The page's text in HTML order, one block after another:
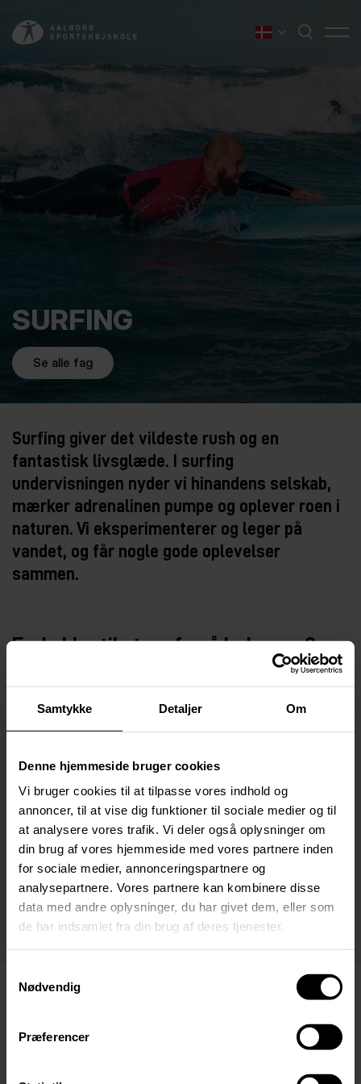
Samtykke Detaljer Om
Denne hjemmeside bruger cookies
Vi bruger cookies til at tilpasse vores indhold og
annoncer, til at vise dig funktioner til sociale medier og til
at analysere vores trafik. Vi deler også oplysninger om
din brug af vores hjemmeside med vores partnere inden
for sociale medier, annonceringspartnere og
analysepartnere. Vores partnere kan kombinere disse
data med andre oplysninger, du har givet dem, eller som
de har indsamlet fra din brug af deres tjenester.
Nødvendig
Præferencer
SURFING
Se alle fag
Surfing giver det vildeste rush og en
fantastisk livsglæde. I surfing
undervisningen nyder vi hinandens selskab,
mærker adrenalinen pumpe og oplever roen i
naturen. Vi eksperimenterer og leger på
vandet, og får nogle gode oplevelser
sammen.
Er du klar til at surfe på bølgerne?
Vi begynder surfundervisningen med de grundlæggende
teknikker. Du lærer at læse forholdene, forstå sikkerhed og
fysik. Du bliver udfordret – og du bliver våd – men du får
også en fantastisk fornemmelse af frihed og flow.
Hvis der er bølger, giver vi den gas med paddlesurfing,
kajaksurfing, bodyboard, wakeboard og SUP-surfing. Hvis
der er vind, arbejder vi med windsurfing og wing foil, og hvis
der er roligt vejr, arbejder vi med stand up paddling (SUP). Du
bliver en del af et fantastisk fællesskab, hvor vi sammen
skal vi udforske nye surfspots og blive udfordret på
boardet.
PRAKTISK INFO